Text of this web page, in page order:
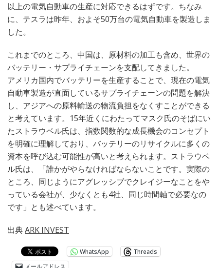
以上の電気自動車の生産に対応できるはずです。ちなみ
に、テスラは昨年、およそ50万台の電気自動車を製造しま
した。
これまでのところ、中国は、原材料の加工も含め、世界の
バッテリー・サプライチェーンを支配してきました。
アメリカ国内でバッテリーを生産することで、現在の電気
自動車製造が直面しているサプライチェーンの問題を解決
し、アジアへの原料輸送の物流負担をなくすことができる
と考えています。15年近くにわたってマスク氏のそばにい
たストラウベル氏は、指数関数的な成長機会のコンセプト
を明確に理解しており、バッテリーのリサイクルに多くの
資本を呼び込む可能性が高いと考えられます。ストラウベ
ル氏は、「誰かがやらなければならないことです。実際の
ところ、同じようにアグレッシブでクレイジーなことをや
っている会社が、少なくとも4社、同じ時間軸で必要なの
です」とも述べています。
出典ARK INVEST
WhatsApp
Threads
メールアドレス